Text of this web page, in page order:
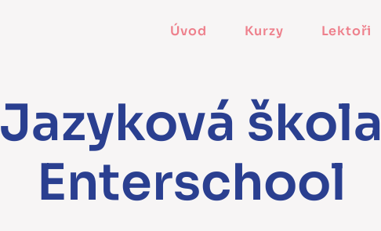
Úvod Kurzy Lektoři
Jazyková škola
Enterschool